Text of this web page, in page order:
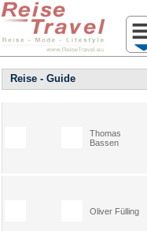
Reise - Guide
Thomas
Bassen
Oliver Fülling